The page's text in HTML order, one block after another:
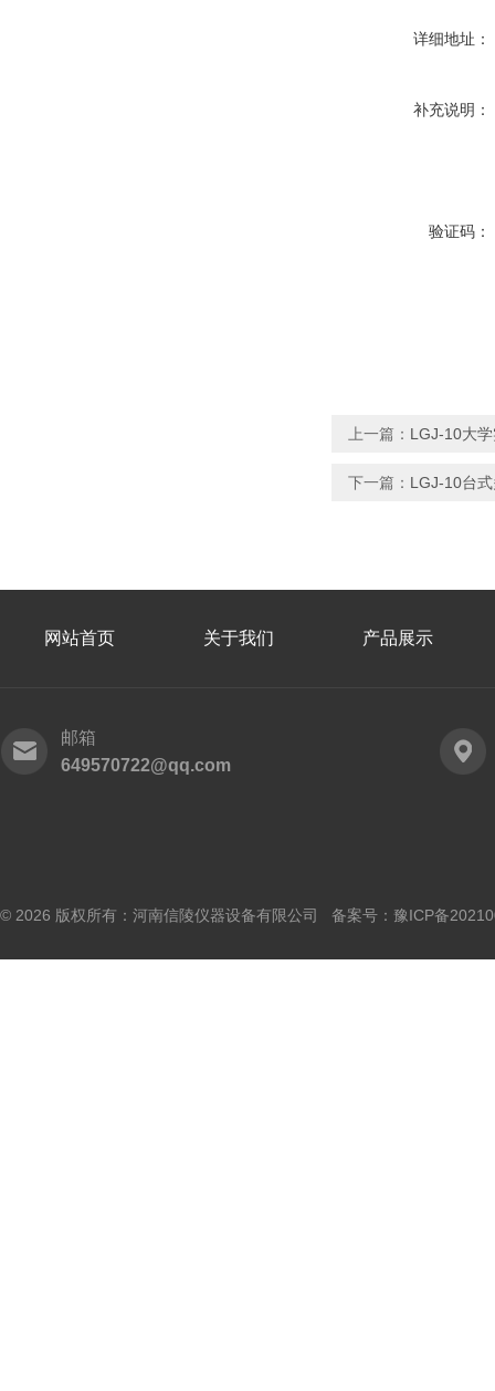
详细地址：
补充说明：
验证码：
上一篇： LGJ-10大
下一篇： LGJ-10台
网站首页 关于我们 产品展示
邮箱
649570722@qq.com
© 2026 版权所有：河南信陵仪器设备有限公司 备案号： 豫ICP备